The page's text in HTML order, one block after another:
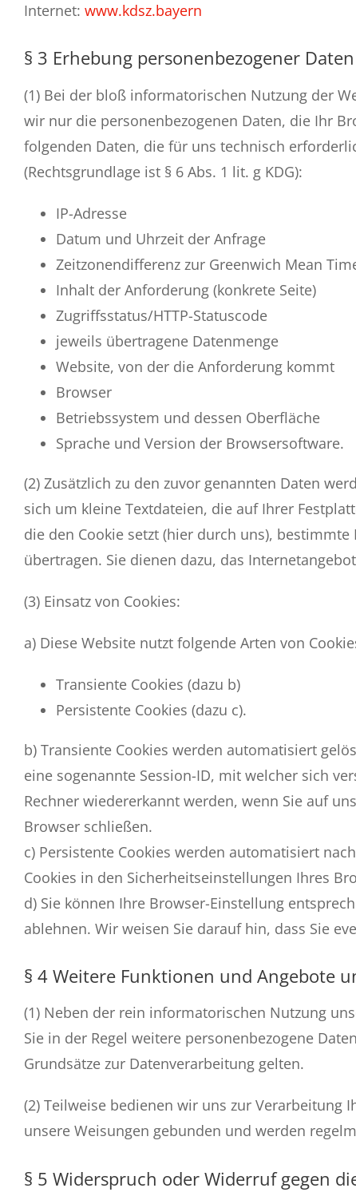
Internet: www.kdsz.bayern
§ 3 Erhebung personenbezogener
(1) Bei der bloß informatorischen Nutzung der
wir nur die personenbezogenen Daten, die Ihr
folgenden Daten, die für uns technisch
(Rechtsgrundlage ist § 6 Abs. 1 lit. g KDG):
IP-Adresse
Datum und Uhrzeit der Anfrage
Zeitzonendifferenz zur Greenwich Mean
Inhalt der Anforderung (konkrete Seite)
Zugriffsstatus/HTTP-Statuscode
jeweils übertragene Datenmenge
Website, von der die Anforderung kommt
Browser
Betriebssystem und dessen Oberfläche
Sprache und Version der Browsersoftware.
(2) Zusätzlich zu den zuvor genannten Daten
sich um kleine Textdateien, die auf Ihrer
die den Cookie setzt (hier durch uns),
übertragen. Sie dienen dazu, das
(3) Einsatz von Cookies:
a) Diese Website nutzt folgende Arten von
Transiente Cookies (dazu b)
Persistente Cookies (dazu c).
b) Transiente Cookies werden automatisiert
eine sogenannte Session-ID, mit welcher sich
Rechner wiedererkannt werden, wenn Sie auf
Browser schließen.
c) Persistente Cookies werden automatisiert
Cookies in den Sicherheitseinstellungen Ihres
d) Sie können Ihre Browser-Einstellung
ablehnen. Wir weisen Sie darauf hin, dass Sie
§ 4 Weitere Funktionen und Angebote
(1) Neben der rein informatorischen Nutzung
Sie in der Regel weitere personenbezogene
Grundsätze zur Datenverarbeitung gelten.
(2) Teilweise bedienen wir uns zur
unsere Weisungen gebunden und werden
§ 5 Widerspruch oder Widerruf gegen